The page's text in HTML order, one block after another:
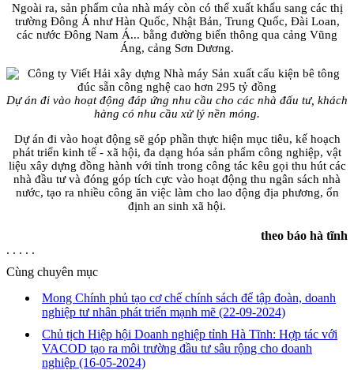
Ngoài ra, sản phẩm của nhà máy còn có thể xuất khẩu sang các thị
trường Đông Á như Hàn Quốc, Nhật Bản, Trung Quốc, Đài Loan,
các nước Đông Nam Á... bằng đường biển thông qua cảng Vũng
Áng, cảng Sơn Dương.
Dự án đi vào hoạt động đáp ứng nhu cầu cho các nhà đấu tư, khách
hàng có nhu cầu xử lý nền móng.
Dự án đi vào hoạt động sẽ góp phần thực hiện mục tiêu, kế hoạch
phát triển kinh tế - xã hội, đa dạng hóa sản phẩm công nghiệp, vật
liệu xây dựng đồng hành với tỉnh trong công tác kêu gọi thu hút các
nhà đầu tư và đóng góp tích cực vào hoạt động thu ngân sách nhà
nước, tạo ra nhiều công ăn việc làm cho lao động địa phương, ổn
định an sinh xã hội.
theo báo hà tĩnh
. . . . .
Cùng chuyên mục
Mong Chính phủ tạo cơ chế chính sách để tập đoàn, doanh
nghiệp tư nhân phát triển mạnh mẽ (22-09-2024)
Chủ tịch Hiệp hội Doanh nghiệp tỉnh Hà Tĩnh: Hợp tác với
VACOD tạo ra môi trường đầu tư sâu rộng cho doanh
nghiệp (16-05-2024)